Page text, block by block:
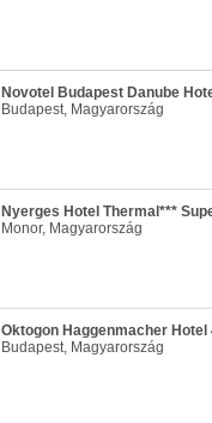
Novotel Budapest Danube
Budapest, Magyarország
Nyerges Hotel Thermal***
Monor, Magyarország
Oktogon Haggenmacher Hotel
Budapest, Magyarország